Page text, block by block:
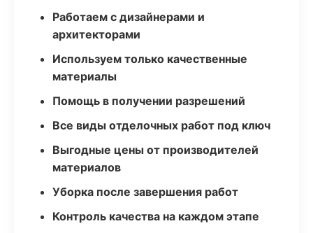
Работаем с дизайнерами и
архитекторами
Используем только качественные
материалы
Помощь в получении разрешений
Все виды отделочных работ под ключ
Выгодные цены от производителей
материалов
Уборка после завершения работ
Контроль качества на каждом этапе